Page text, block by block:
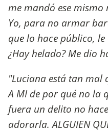
me mandó ese mismo
Yo, para no armar
que lo hace público,
¿Hay helado? Me dio
"Luciana está tan mal
A MI de por qué no la
fuera un delito no
adorarla. ALGUIEN